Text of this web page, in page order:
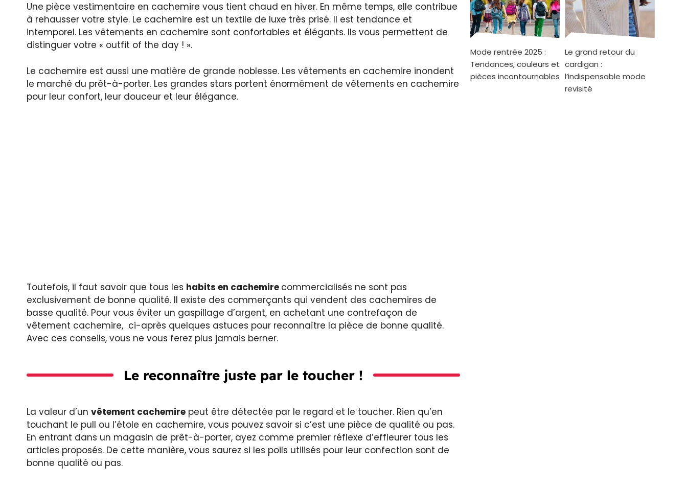
Une pièce vestimentaire en cachemire vous tient chaud en hiver. En même temps, elle contribue
à rehausser votre style. Le cachemire est un textile de luxe très prisé. Il est tendance et
intemporel. Les vêtements en cachemire sont confortables et élégants. Ils vous permettent de
distinguer votre « outfit of the day ! ».
Le cachemire est aussi une matière de grande noblesse. Les vêtements en cachemire inondent
le marché du prêt-à-porter. Les grandes stars portent énormément de vêtements en cachemire
pour leur confort, leur douceur et leur élégance.
Toutefois, il faut savoir que tous les habits en cachemire commercialisés ne sont pas
exclusivement de bonne qualité. Il existe des commerçants qui vendent des cachemires de
basse qualité. Pour vous éviter un gaspillage d’argent, en achetant une contrefaçon de
vêtement cachemire, ci-après quelques astuces pour reconnaître la pièce de bonne qualité.
Avec ces conseils, vous ne vous ferez plus jamais berner.
Le reconnaître juste par le toucher !
La valeur d’un vêtement cachemire peut être détectée par le regard et le toucher. Rien qu’en
touchant le pull ou l’étole en cachemire, vous pouvez savoir si c’est une pièce de qualité ou pas.
En entrant dans un magasin de prêt-à-porter, ayez comme premier réflexe d’effleurer tous les
articles proposés. De cette manière, vous saurez si les poils utilisés pour leur confection sont de
bonne qualité ou pas.
Mode rentrée 2025 :
Tendances, couleurs et
pièces incontournables
Le grand retour du
cardigan :
l’indispensable mode
revisité